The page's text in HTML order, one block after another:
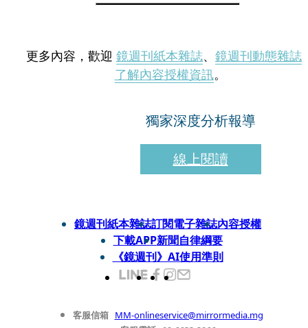
更多內容，歡迎 鏡週刊紙本雜誌、 鏡週刊動態雜誌
了解內容授權資訊。
獨家深度分析報導
線上閱讀
鏡週刊紙本雜誌訂閱電子雜誌內容授權
下載APP新聞自律綱要
《鏡週刊》AI使用準則
客服信箱 MM-onlineservice@mirrormedia.mg